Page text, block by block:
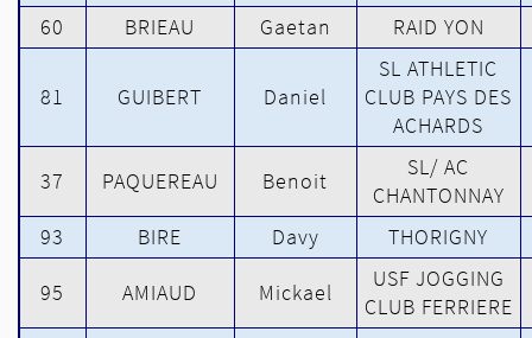
60
BRIEAU Gaetan RAID YON
81 GUIBERT Daniel
SL ATHLETIC
CLUB PAYS DES
ACHARDS
37 PAQUEREAU Benoit
SL/ AC
CHANTONNAY
93
BIRE Davy THORIGNY
95 AMIAUD Mickael
USF JOGGING
CLUB FERRIERE